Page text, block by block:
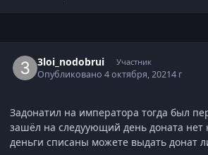
3loi_nodobrui Участник
Опубликовано4 октября, 20214 г
Задонатил на императора тогда был
зашёл на следуующий день доната нет
деньги списаны можете выдать донат